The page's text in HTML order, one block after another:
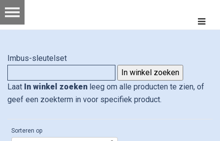
Imbus-sleutelset
Laat In winkel zoeken leeg om alle producten te zien, of
geef een zoekterm in voor specifiek product.
Sorteren op